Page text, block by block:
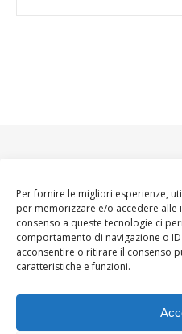
Per fornire le migliori esperienze,
per memorizzare e/o accedere
consenso a queste tecnologie ci
comportamento di navigazione o
acconsentire o ritirare il consenso
caratteristiche e funzioni.